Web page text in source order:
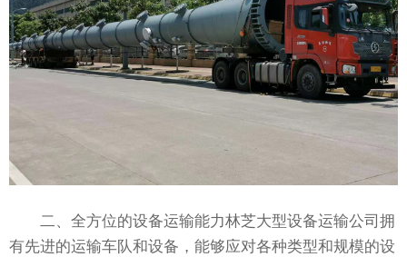
二、全方位的设备运输能力林芝大型设备运输公司拥
有先进的运输车队和设备，能够应对各种类型和规模的设